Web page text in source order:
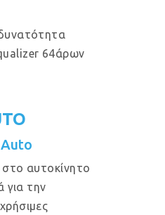
64άρων
αυτοκίνητο
για την